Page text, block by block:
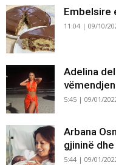
Embelsire
11:04 | 09/10/
Adelina
5:45 | 09/01/
Arbana
gjininë
5:44 | 09/01/